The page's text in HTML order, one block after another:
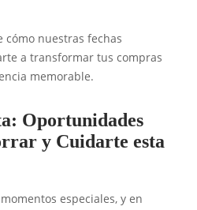
cómo nuestras fechas
a transformar tus compras
memorable.
Oportunidades
y Cuidarte esta
especiales, y en